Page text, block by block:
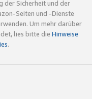
der Sicherheit und der
Seiten und -Dienste
Um mehr darüber
lies bitte die Hinweise
.